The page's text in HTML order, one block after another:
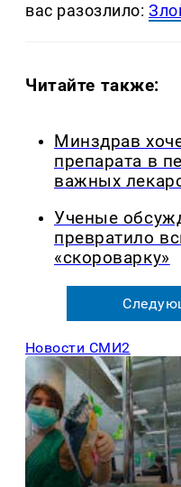
вас разозлило:
Читайте также:
Минздрав
препарата в
важных
Ученые
превратило
«скороварку»
Новости СМИ2